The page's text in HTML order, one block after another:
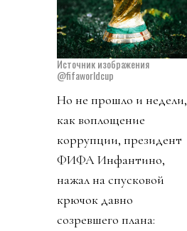
Источник изображения
@fifaworldcup
Но не прошло и недели,
как воплощение
коррупции, президент
ФИФА Инфантино,
нажал на спусковой
крючок давно
созревшего плана: